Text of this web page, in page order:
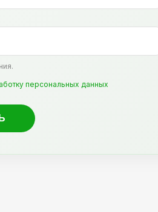
персональных данных